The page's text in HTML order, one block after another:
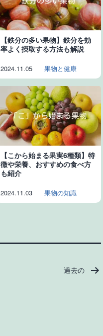
【鉄分の多い果物】鉄分を効
率よく摂取する方法も解説
2024.11.05 果物と健康
【こから始まる果実6種類】特
徴や栄養、おすすめの食べ方
も紹介
2024.11.03 果物の知識
過去の